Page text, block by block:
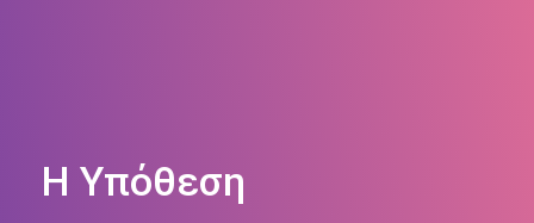
Η Υπόθεση